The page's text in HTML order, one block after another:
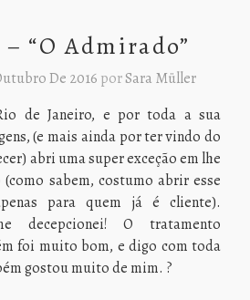
“O Admirado”
De 2016 porSara Müller
de Janeiro, e por toda a sua
(e mais ainda por ter vindo do
abri uma super exceção em lhe
sabem, costumo abrir esse
para quem já é cliente).
decepcionei! O tratamento
foi muito bom, e digo com toda
gostou muito de mim. ?